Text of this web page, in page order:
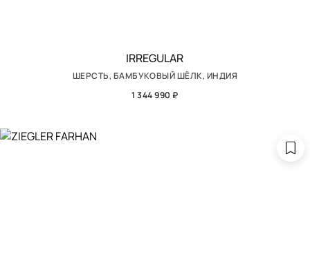
IRREGULAR
ШЕРСТЬ, БАМБУКОВЫЙ ШЁЛК, ИНДИЯ
1 344 990 ₽